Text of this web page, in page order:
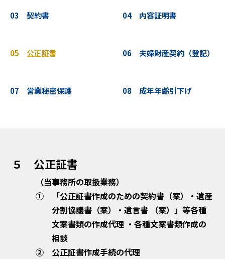
03 契約書 04 内容証明書
05 公正証書 06 夫婦財産契約（登記）
07 営業秘密保護 08 成年年齢引下げ
５ 公正証書
（当事務所の取扱業務）
① 「公正証書作成のための契約書（案）・遺産
分割協議書（案）・遺言書 （案）」等各種
文案書類の作成代理 ・各種文案書類作成の
相談
② 公正証書作成手続の代理